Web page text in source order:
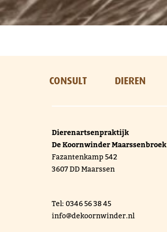
CONSULT DIEREN
Dierenartsenpraktijk
De Koornwinder Maarssenbroek
Fazantenkamp 542
3607 DD Maarssen
Tel: 0346 56 38 45
info@dekoornwinder.nl